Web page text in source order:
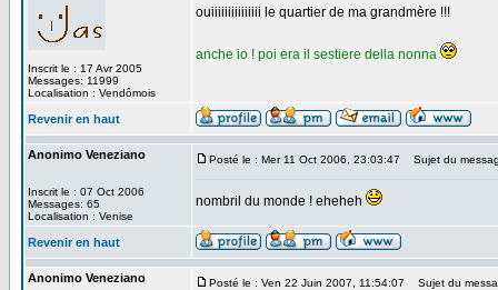
Inscrit le : 17 Avr 2005
Messages: 11999
Localisation : Vendômois
ouiiiiiiiiiiiiiii le quartier de ma grandmère !!!
anche io ! poi era il sestiere della nonna
Revenir en haut
Anonimo Veneziano
Inscrit le : 07 Oct 2006
Messages: 65
Localisation : Venise
Posté le : Mer 11 Oct 2006, 23:03:47 Sujet du
nombril du monde ! eheheh
Revenir en haut
Anonimo Veneziano Posté le : Ven 22 Juin 2007, 11:54:07 Sujet du